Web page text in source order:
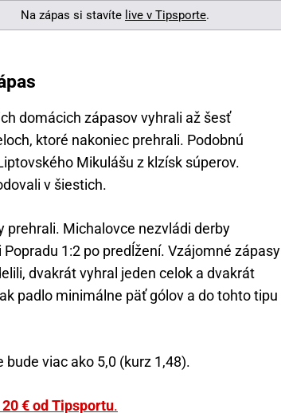
Na zápas si stavíte live v Tipsporte.
domácich zápasov vyhrali až šesť
ktoré nakoniec prehrali. Podobnú
Mikulášu z klzísk súperov.
v šiestich.
prehrali. Michalovce nezvládi derby
1:2 po predĺžení. Vzájomné zápasy
dvakrát vyhral jeden celok a dvakrát
padlo minimálne päť gólov a do tohto tipu
bude viac ako 5,0 (kurz 1,48).
€ od Tipsportu.